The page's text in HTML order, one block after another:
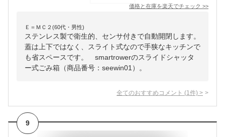
価格と在庫を楽天でチェック >>
Ｅ＝ＭＣ２(60代・男性)
ステンレス製で衛生的、センサ付きで自動開閉します。
蓋は上下ではなく、スライト式なので手狭なキッチンで
も省スペースです。 smartrowerのスライドシャッタ
ー式ごみ箱（商品番号：seewin01）。
全てのおすすめコメント (1 件) >
9